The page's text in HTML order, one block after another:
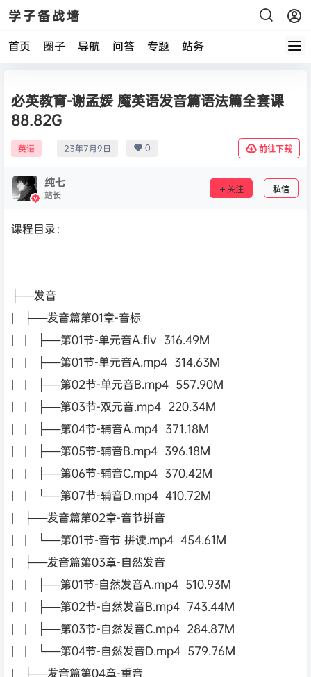
学子备战墙
首页 圈子 导航 问答 专题 站务
必英教育-谢孟媛 魔英语发音篇语法篇全套课
88.82G
英语 23年7月9日 0 前往下载
纯七
站长 关注 私信
课程目录：
├──发音
| ├──发音篇第01章-音标
| | ├──第01节-单元音A.flv 316.49M
| | ├──第01节-单元音A.mp4 314.63M
| | ├──第02节-单元音B.mp4 557.90M
| | ├──第03节-双元音.mp4 220.34M
| | ├──第04节-辅音A.mp4 371.18M
| | ├──第05节-辅音B.mp4 396.18M
| | ├──第06节-辅音C.mp4 370.42M
| | └──第07节-辅音D.mp4 410.72M
| ├──发音篇第02章-音节拼音
| | └──第01节-音节 拼读.mp4 454.61M
| ├──发音篇第03章-自然发音
| | ├──第01节-自然发音A.mp4 510.93M
| | ├──第02节-自然发音B.mp4 743.44M
| | ├──第03节-自然发音C.mp4 284.87M
| | └──第04节-自然发音D.mp4 579.76M
| ├──发音篇第04章-重音